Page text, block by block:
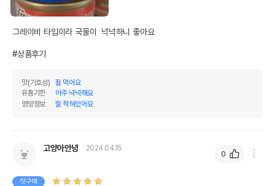
그레이비 타입이라 국물이  넉넉하니 좋아요
#상품후기
맛(기호성)
잘 먹어요
유통기한
아주 넉넉해요
영양정보
잘 적혀있어요
고양아안녕 2024.04.15
첫구매
0